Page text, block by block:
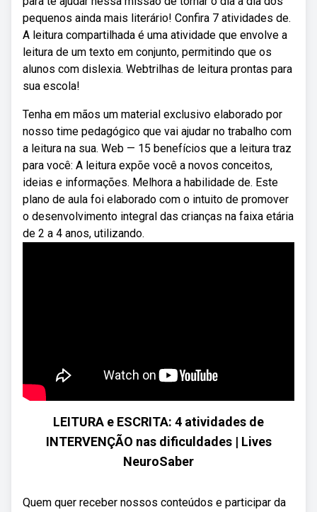
pequenos ainda mais literário! Confira 7 atividades de.
A leitura compartilhada é uma atividade que envolve a
leitura de um texto em conjunto, permitindo que os
alunos com dislexia. Webtrilhas de leitura prontas para
sua escola!
Tenha em mãos um material exclusivo elaborado por
nosso time pedagógico que vai ajudar no trabalho com
a leitura na sua. Web — 15 benefícios que a leitura traz
para você: A leitura expõe você a novos conceitos,
ideias e informações. Melhora a habilidade de. Este
plano de aula foi elaborado com o intuito de promover
o desenvolvimento integral das crianças na faixa etária
de 2 a 4 anos, utilizando.
LEITURA e ESCRITA: 4 atividades de
INTERVENÇÃO nas dificuldades | Lives
NeuroSaber
Quem quer receber nossos conteúdos e participar da